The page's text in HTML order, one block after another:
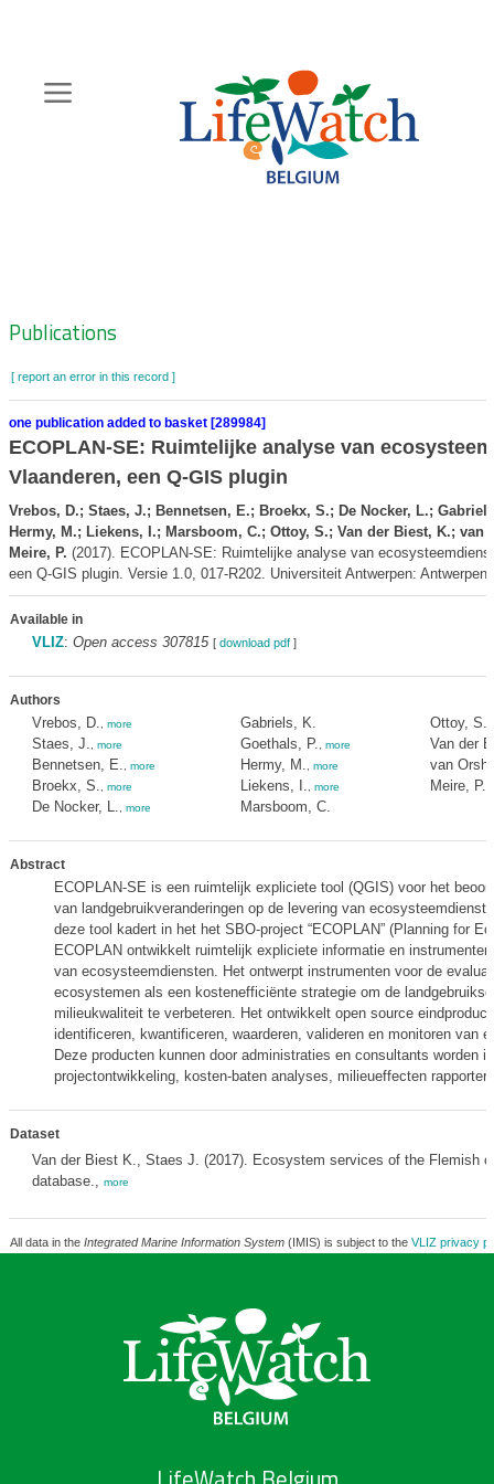
content
Zoeknavigatie
Publications
[ report an error in this record ]
one publication added to basket [289984]
ECOPLAN-SE: Ruimtelijke analyse van
Vlaanderen, een Q-GIS plugin
Vrebos, D.; Staes, J.; Bennetsen, E.; Broekx, S.; De Nocker, L.;
Hermy, M.; Liekens, I.; Marsboom, C.; Ottoy, S.; Van der Biest, K.; van
Meire, P. (2017). ECOPLAN-SE: Ruimtelijke analyse van
een Q-GIS plugin. Versie 1.0, 017-R202. Universiteit Antwerpen:
Available in
VLIZ: Open access 307815 [ download pdf]
Authors
Vrebos, D. more
Staes, J. more
Bennetsen, E. more
Broekx, S. more
De Nocker, L. more
Gabriels, K.
Goethals, P.
more
Hermy, M. more
Liekens, I. more
Marsboom, C.
Ottoy, S.
Van der
van
Meire, P.
Abstract
ECOPLAN-SE is een ruimtelijk expliciete tool (QGIS) voor het
van landgebruikveranderingen op de levering van
deze tool kadert in het het SBO-project “ECOPLAN” (Planning for
ECOPLAN ontwikkelt ruimtelijk expliciete informatie en
van ecosysteemdiensten. Het ontwerpt instrumenten voor de
ecosystemen als een kostenefficiënte strategie om de
milieukwaliteit te verbeteren. Het ontwikkelt open source
identificeren, kwantificeren, waarderen, valideren en monitoren van
Deze producten kunnen door administraties en consultants worden
projectontwikkeling, kosten-baten analyses, milieueffecten
Dataset
Van der Biest K., Staes J. (2017). Ecosystem services of the Flemish
database., more
All data in the Integrated Marine Information System(IMIS) is subject to the VLIZ privacy